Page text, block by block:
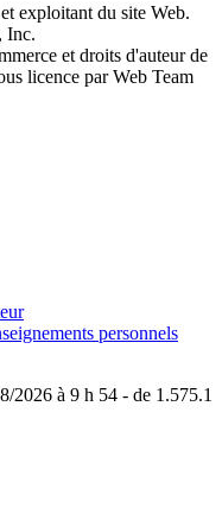
exploitant du site Web.
Inc.
et droits d'auteur de
licence par Web Team
personnels
à 9 h 54 - de 1.575.1